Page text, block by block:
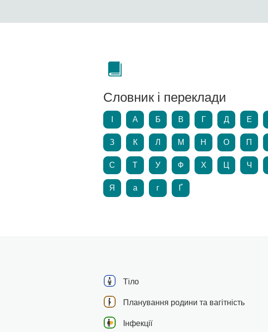
Словник і переклади
А Б В Г Д Е
З К Л М Н О П
С Т У Ф Х Ц Ч
Я а г Ґ
Тіло
Планування родини та вагітність
Інфекції